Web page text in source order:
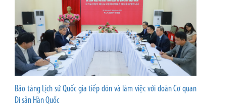
Bảo tàng Lịch sử Quốc gia tiếp đón và làm việc với đoàn Cơ quan
Di sản Hàn Quốc